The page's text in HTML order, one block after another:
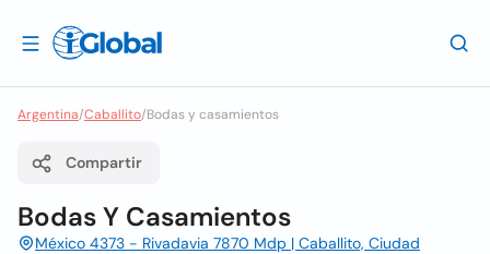
Argentina/Caballito/Bodas y casamientos
Compartir
Bodas Y Casamientos
México 4373 - Rivadavia 7870 Mdp | Caballito, Ciudad